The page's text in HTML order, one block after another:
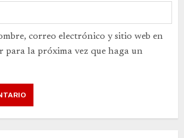
correo electrónico y sitio web en
para la próxima vez que haga un